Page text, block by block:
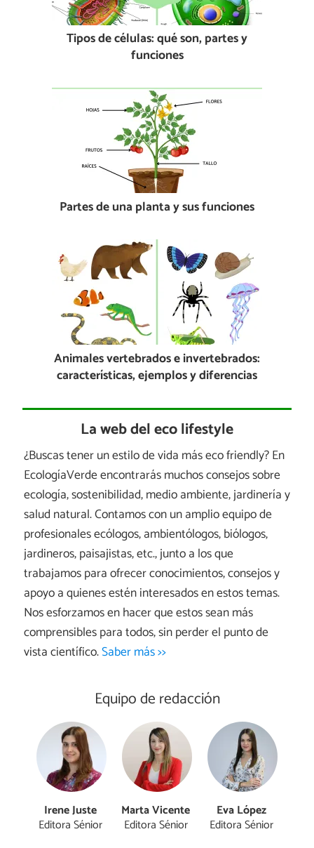
Tipos de células: qué son, partes y
funciones
Partes de una planta y sus funciones
Animales vertebrados e invertebrados:
características, ejemplos y diferencias
La web del eco lifestyle
¿Buscas tener un estilo de vida más eco friendly? En
EcologíaVerde encontrarás muchos consejos sobre
ecología, sostenibilidad, medio ambiente, jardinería y
salud natural. Contamos con un amplio equipo de
profesionales ecólogos, ambientólogos, biólogos,
jardineros, paisajistas, etc., junto a los que
trabajamos para ofrecer conocimientos, consejos y
apoyo a quienes estén interesados en estos temas.
Nos esforzamos en hacer que estos sean más
comprensibles para todos, sin perder el punto de
vista científico.Saber más >>
Equipo de redacción
Irene Juste
Editora Sénior
Marta Vicente
Editora Sénior
Eva López
Editora Sénior